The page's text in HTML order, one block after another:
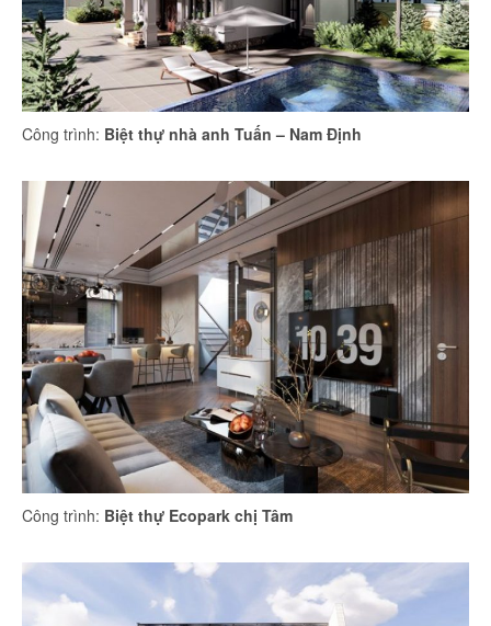
Công trình: Biệt thự nhà anh Tuấn – Nam Định
Công trình: Biệt thự Ecopark chị Tâm